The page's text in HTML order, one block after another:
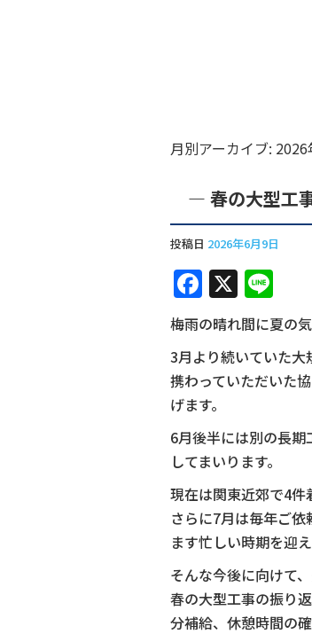
月別アーカイブ: 2026
― 春の大型工
投稿日 2026年6月9日
F
a
c
e
b
o
o
k
X
n
e
梅雨の晴れ間に夏の
3月より続いていた大
携わっていただいた
げます。
6月後半には別の長
してまいります。
現在は関東近郊で4件
さらに7月は毎年ご
ます忙しい時期を迎え
そんな今後に向けて
春の大型工事の振り
分補給、休憩時間の